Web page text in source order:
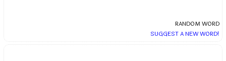
RANDOM WORD
SUGGEST A NEW WORD!